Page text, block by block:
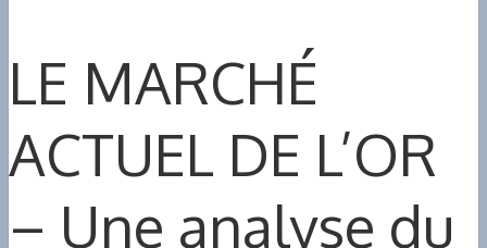
LE MARCHÉ
ACTUEL DE L’OR
– Une analyse du